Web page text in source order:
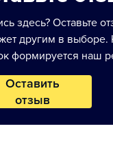
здесь? Оставьте
другим в выборе.
формируется наш
Оставить
отзыв